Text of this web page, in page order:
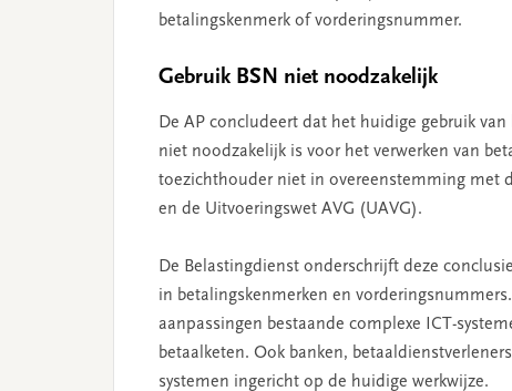
betalingskenmerk of vorderingsnummer.
Gebruik BSN niet noodzakelijk
De AP concludeert dat het huidige gebruik
niet noodzakelijk is voor het verwerken van
toezichthouder niet in overeenstemming met
en de Uitvoeringswet AVG (UAVG).
De Belastingdienst onderschrijft deze
in betalingskenmerken en
aanpassingen bestaande complexe ICT-
betaalketen. Ook banken,
systemen ingericht op de huidige werkwijze.